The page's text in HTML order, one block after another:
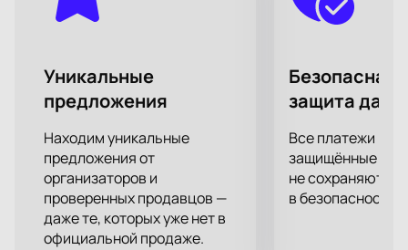
Уникальные
предложения
Находим уникальные
предложения от
организаторов и
проверенных продавцов —
даже те, которых уже нет в
официальной продаже.
Безопасная
защита
Все платежи
защищённые
не сохраняются
в безопасности.